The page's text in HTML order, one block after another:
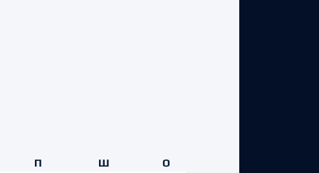
П Ш
О